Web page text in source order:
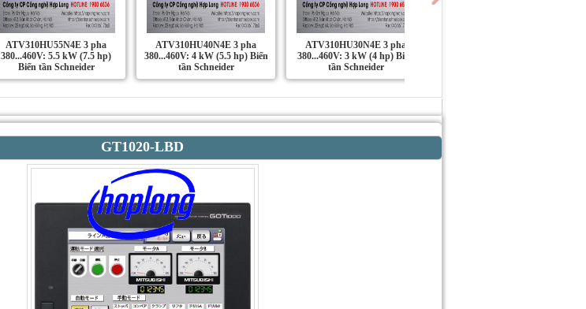
ATV310HU55N4E 3 pha
380...460V: 5.5 kW (7.5 hp)
Biến tần Schneider
ATV310HU40N4E 3 pha
380...460V: 4 kW (5.5 hp) Biến
tần Schneider
ATV310HU30N4E 3 pha
380...460V: 3 kW (4 hp) Biến
tần Schneider
GT1020-LBD